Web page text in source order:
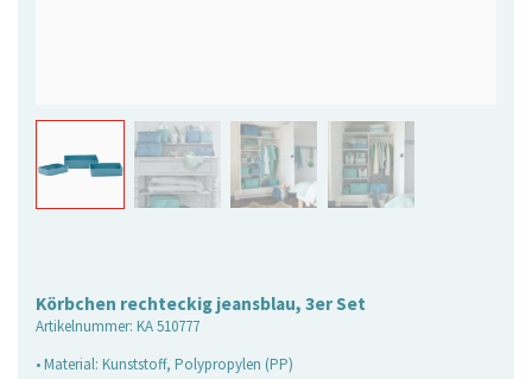
Körbchen rechteckig jeansblau, 3er Set
Artikelnummer: KA 510777
• Material: Kunststoff, Polypropylen (PP)